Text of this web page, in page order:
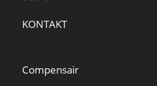
KONTAKT
Compensair